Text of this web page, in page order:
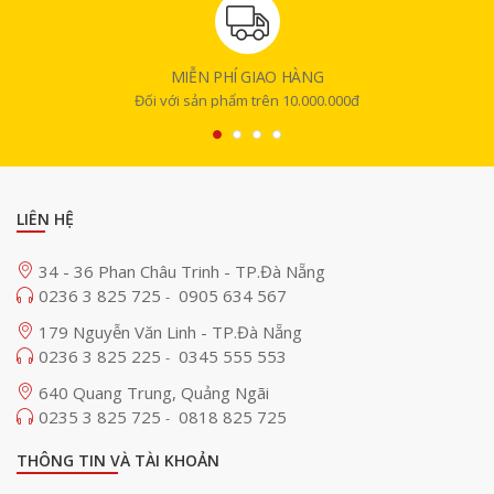
Khẩu độ f/1.4 – làm chủ ánh sáng và hiệu ứng bokeh
Khẩu độ tối đa f/1.4 giúp ống kính thu được nhiều ánh sáng hơn, cực kỳ
hữu dụng trong điều kiện ánh sáng yếu mà không cần tăng ISO quá
(bokeh) mềm mại, giúp nổi bật chủ thể giữa hậu cảnh mờ ảo – điều
MIỄN PHÍ GIAO HÀNG
Đối với sản phẩm trên 10.000.000đ
LIÊN HỆ
34 - 36 Phan Châu Trinh - TP.Đà Nẵng
0236 3 825 725 - 0905 634 567
179 Nguyễn Văn Linh - TP.Đà Nẵng
0236 3 825 225 - 0345 555 553
640 Quang Trung, Quảng Ngãi
0235 3 825 725 - 0818 825 725
THÔNG TIN VÀ TÀI KHOẢN